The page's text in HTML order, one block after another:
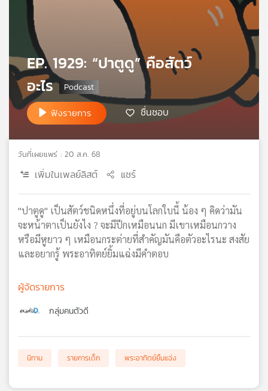
กิจกรรม
เกี่ยว
กับ
เรา
ข่าย
วิทยุ
ไทย
เอส
แผนที่
เครือ
EP. 1929: “ปาตูดู” คือสัตว์
อะไร
ฟังรายการ ชื่นชอบ
วันที่เผยแพร่ : 20 ส.ค. 68
เพิ่มในเพลย์ลิสต์ แชร์
"ปาตูดู" เป็นสัตว์ชนิดหนึ่งที่อยู่บนโลกใบนี้ น้อง ๆ คิดว่ามัน
จะหน้าตาเป็นยังไง ? จะมีปีกเหมือนนก มีเขาเหมือนกวาง
หรือมีหูยาว ๆ เหมือนกระต่ายที่สำคัญมันคือตัวอะไรนะ สงสัย
และอยากรู้ พระอาทิตย์ยิ้มแฉ่งมีคำตอบ
ผู้จัดรายการ
กลุ่มคนตัวดี
นิทาน รายการเด็ก พระอาทิตย์ยิ้มแฉ่ง